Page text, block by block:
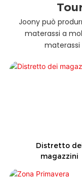
Joony può
materassi a
materassi
Distretto
magazzini